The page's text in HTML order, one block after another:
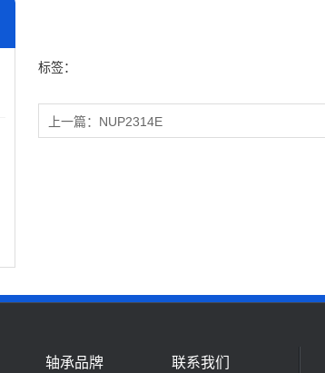
标签：
上一篇： NUP2314E
轴承品牌 联系我们